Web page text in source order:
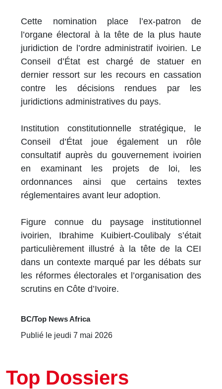
Cette nomination place l’ex-patron de
l’organe électoral à la tête de la plus haute
juridiction de l’ordre administratif ivoirien. Le
Conseil d’État est chargé de statuer en
dernier ressort sur les recours en cassation
contre les décisions rendues par les
juridictions administratives du pays.
Institution constitutionnelle stratégique, le
Conseil d’État joue également un rôle
consultatif auprès du gouvernement ivoirien
en examinant les projets de loi, les
ordonnances ainsi que certains textes
réglementaires avant leur adoption.
Figure connue du paysage institutionnel
ivoirien, Ibrahime Kuibiert-Coulibaly s’était
particulièrement illustré à la tête de la CEI
dans un contexte marqué par les débats sur
les réformes électorales et l’organisation des
scrutins en Côte d’Ivoire.
BC/Top News Africa
Publié le jeudi 7 mai 2026
Top Dossiers